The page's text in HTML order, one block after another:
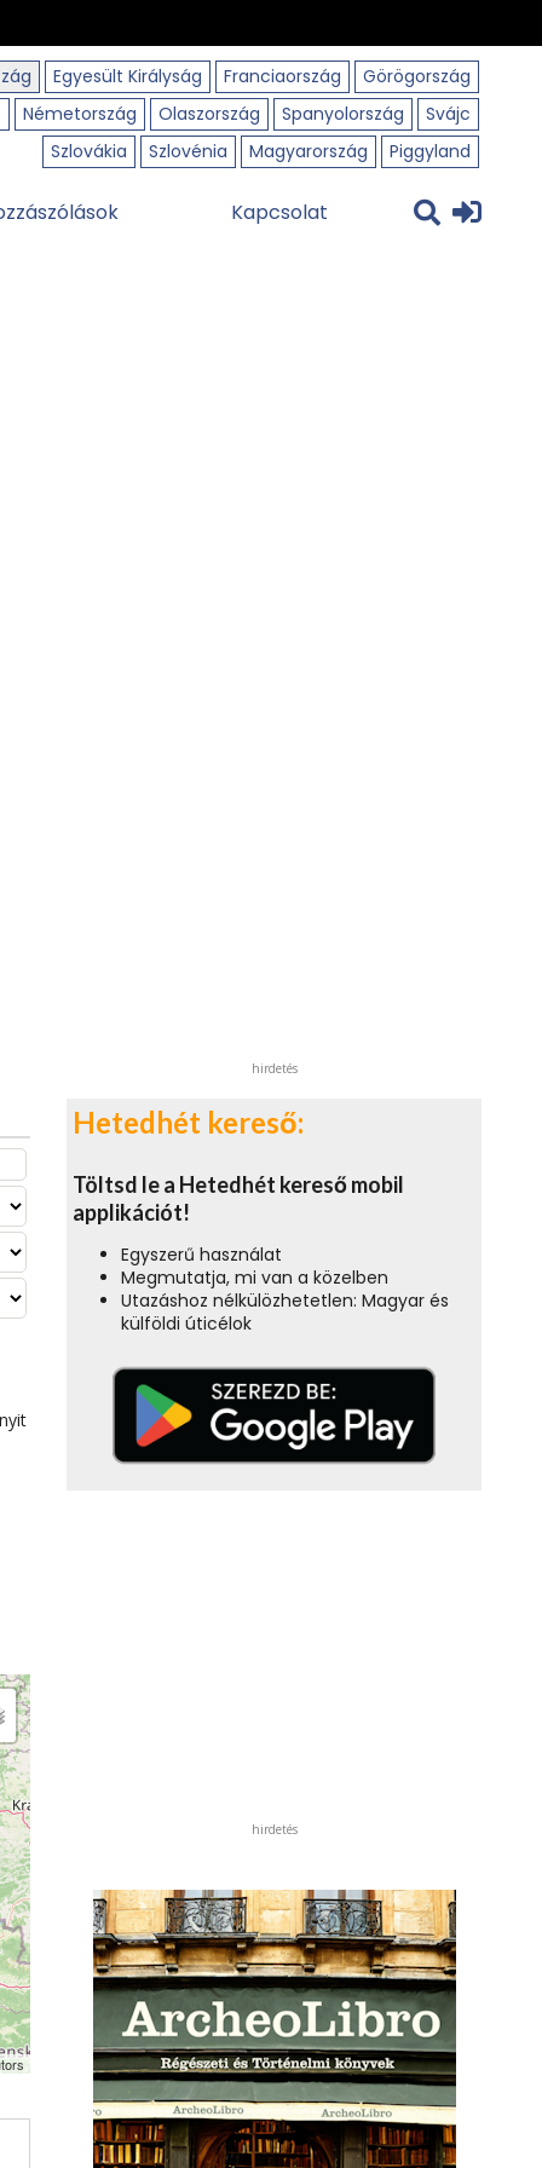
Egyesült Királyság Franciaország
Görögország
Németország Olaszország Spanyolország
Svájc
Szlovákia
Szlovénia Magyarország Piggyland
Kapcsolat
hirdetés
Hetedhét kereső:
Töltsd le a Hetedhét kereső mobil
applikációt!
Egyszerű használat
Megmutatja, mi van a közelben
Utazáshoz nélkülözhetetlen: Magyar és
külföldi úticélok
hirdetés